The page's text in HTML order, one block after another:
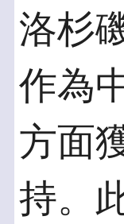
洛杉
作為
方面
持。